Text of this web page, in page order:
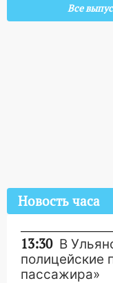
Все
Новость часа
13:30 В
полицейские
пассажира»